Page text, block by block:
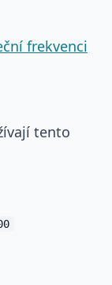
frekvenci
tento